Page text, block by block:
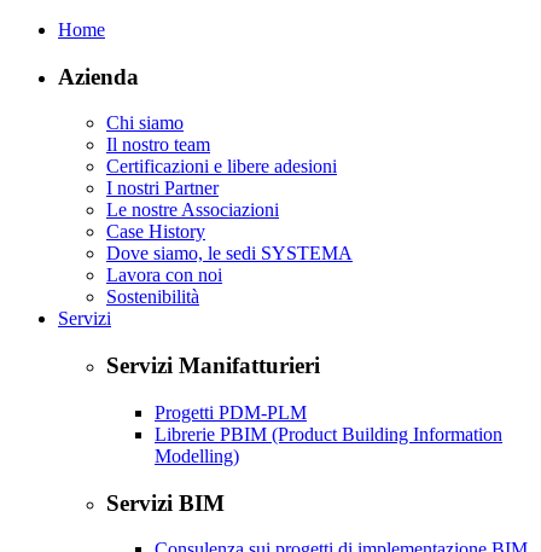
Home
Azienda
Chi siamo
Il nostro team
Certificazioni e libere adesioni
I nostri Partner
Le nostre Associazioni
Case History
Dove siamo, le sedi SYSTEMA
Lavora con noi
Sostenibilità
Servizi
Servizi Manifatturieri
Progetti PDM-PLM
Librerie PBIM (Product Building Information
Modelling)
Servizi BIM